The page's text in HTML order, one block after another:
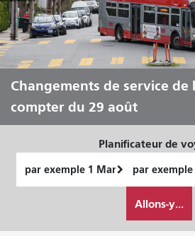
Outside Lands, du 7 au 9
Changements de service de
compter du 29 août
Laissez Muni vous
au long de l'été
Combler notre déficit
sauver la municipalité
Planificateur de
de
final
je
veux
Allons-y...